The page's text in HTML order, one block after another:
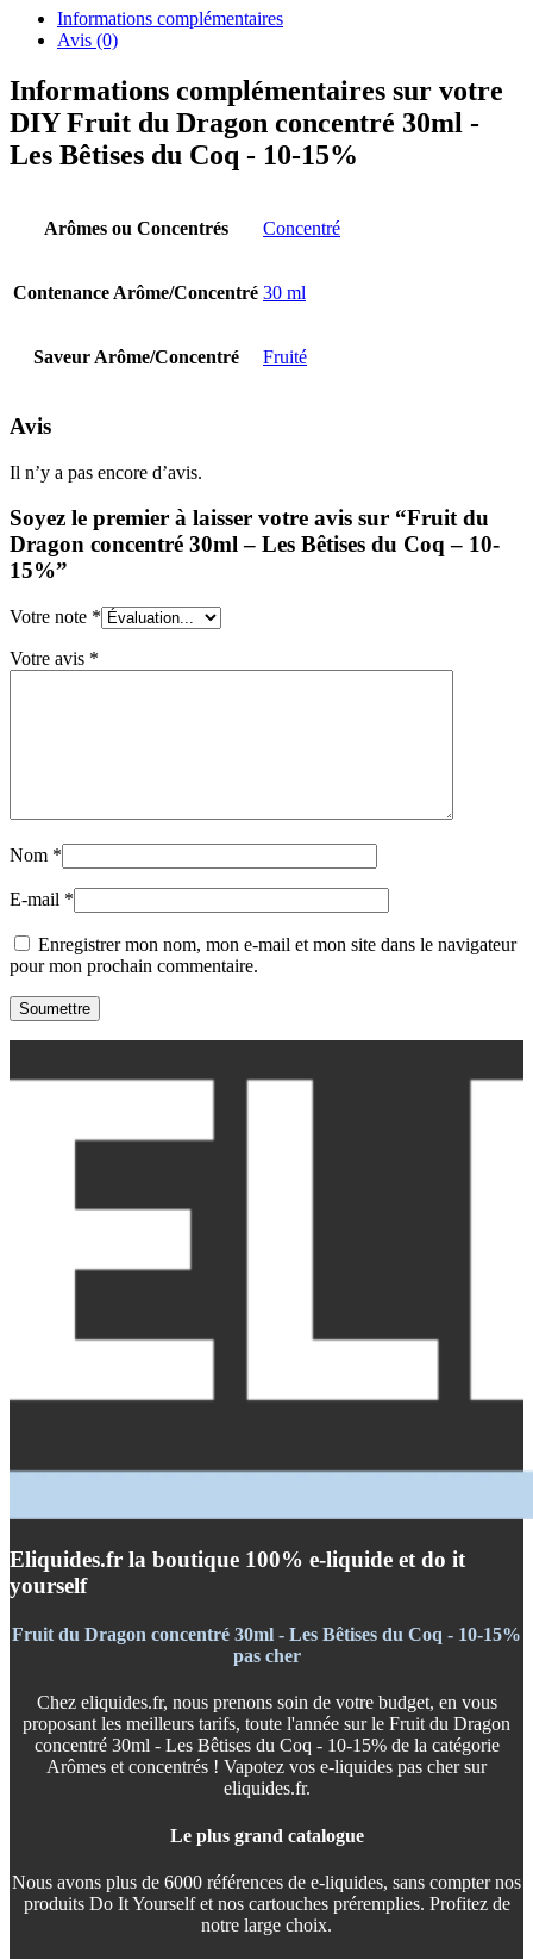
Informations complémentaires
Avis (0)
Informations complémentaires sur votre
DIY Fruit du Dragon concentré 30ml -
Les Bêtises du Coq - 10-15%
Arômes ou Concentrés Concentré
Contenance Arôme/Concentré 30 ml
Saveur Arôme/Concentré Fruité
Avis
Il n’y a pas encore d’avis.
Soyez le premier à laisser votre avis sur “Fruit du
Dragon concentré 30ml – Les Bêtises du Coq – 10-
15%”
Votre note *
Votre avis *
Nom *
E-mail *
Enregistrer mon nom, mon e-mail et mon site dans le navigateur
pour mon prochain commentaire.
Eliquides.fr la boutique 100% e-liquide et do it
yourself
Fruit du Dragon concentré 30ml - Les Bêtises du Coq - 10-15%
pas cher
Chez eliquides.fr, nous prenons soin de votre budget, en vous
proposant les meilleurs tarifs, toute l'année sur le Fruit du Dragon
concentré 30ml - Les Bêtises du Coq - 10-15% de la catégorie
Arômes et concentrés ! Vapotez vos e-liquides pas cher sur
eliquides.fr.
Le plus grand catalogue
Nous avons plus de 6000 références de e-liquides, sans compter nos
produits Do It Yourself et nos cartouches préremplies. Profitez de
notre large choix.